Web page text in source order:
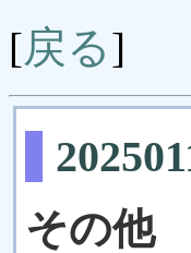
[戻る]
その他